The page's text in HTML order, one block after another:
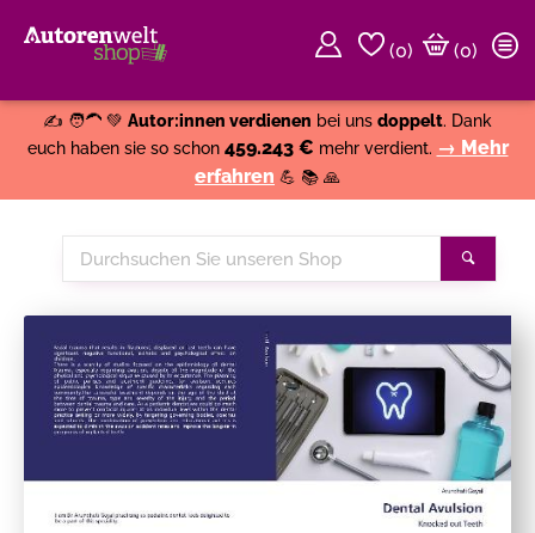
(0)
(0)
✍️ 🧑‍🦱 💚 Autor:innen verdienen bei uns doppelt. Dank
euch haben sie so schon 459.243 € mehr verdient. → Mehr
erfahren 💪 📚 🙏
Durchsuchen
Sie